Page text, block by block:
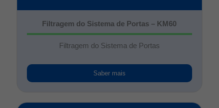
Filtragem do Sistema de Portas – KM60
Filtragem do Sistema de Portas
Saber mais